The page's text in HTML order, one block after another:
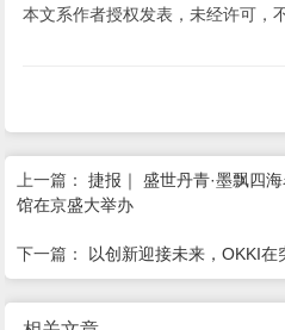
本文系作者授权发表，未经许可，
上一篇：捷报｜ 盛世丹青·墨飘四
馆在京盛大举办
下一篇： 以创新迎接未来，OKKI在